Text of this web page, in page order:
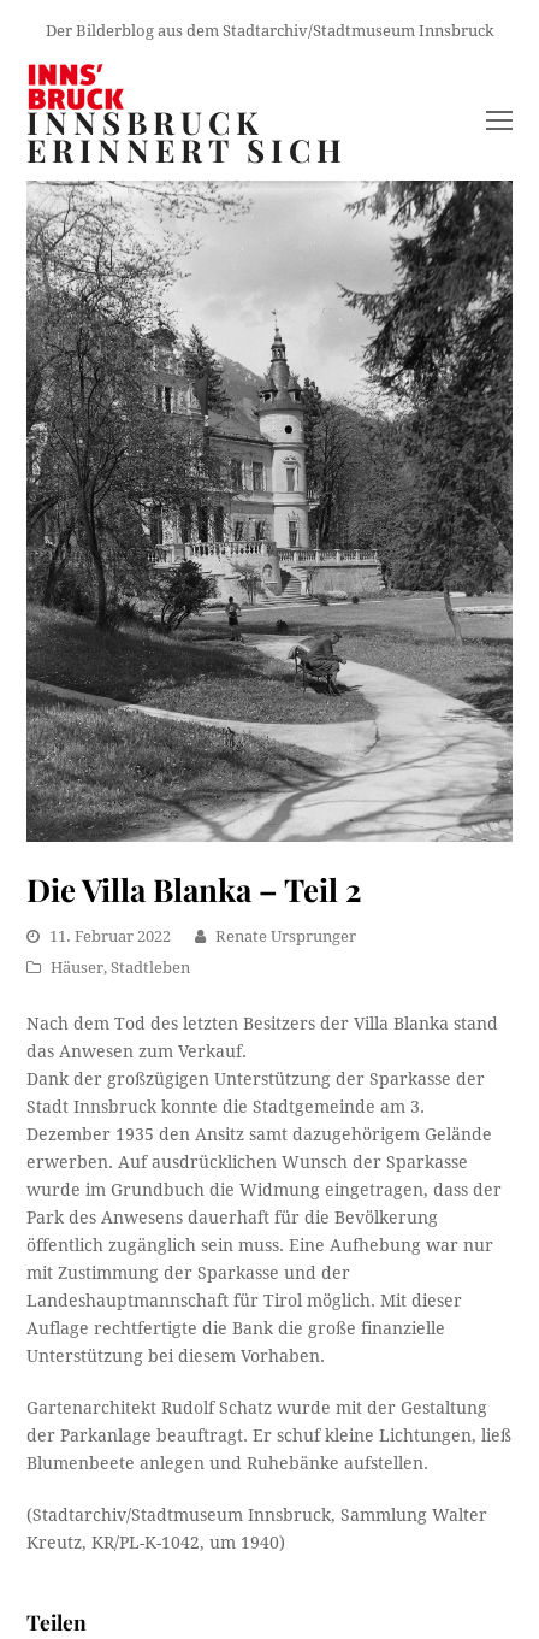
Der Bilderblog aus dem Stadtarchiv/Stadtmuseum Innsbruck
INNSBRUCK
ERINNERT SICH
Die Villa Blanka – Teil 2
11. Februar 2022
Renate Ursprunger
Häuser,Stadtleben
Nach dem Tod des letzten Besitzers der Villa Blanka stand
das Anwesen zum Verkauf.
Dank der großzügigen Unterstützung der Sparkasse der
Stadt Innsbruck konnte die Stadtgemeinde am 3.
Dezember 1935 den Ansitz samt dazugehörigem Gelände
erwerben. Auf ausdrücklichen Wunsch der Sparkasse
wurde im Grundbuch die Widmung eingetragen, dass der
Park des Anwesens dauerhaft für die Bevölkerung
öffentlich zugänglich sein muss. Eine Aufhebung war nur
mit Zustimmung der Sparkasse und der
Landeshauptmannschaft für Tirol möglich. Mit dieser
Auflage rechtfertigte die Bank die große finanzielle
Unterstützung bei diesem Vorhaben.
Gartenarchitekt Rudolf Schatz wurde mit der Gestaltung
der Parkanlage beauftragt. Er schuf kleine Lichtungen, ließ
Blumenbeete anlegen und Ruhebänke aufstellen.
(Stadtarchiv/Stadtmuseum Innsbruck, Sammlung Walter
Kreutz, KR/PL-K-1042, um 1940)
Teilen